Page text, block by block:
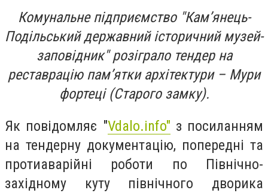
Комунальне підприємство "Кам’янець-
Подільський державний історичний музей-
заповідник" розіграло тендер на
реставрацію пам’ятки архітектури – Мури
фортеці (Старого замку).
Як повідомляє "Vdalo.info" з посиланням
на тендерну документацію, попередні та
протиаварійні роботи по Північно-
західному куту північного дворика